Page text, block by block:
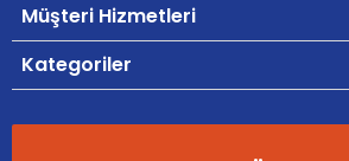
Müşteri Hizmetleri
Kategoriler